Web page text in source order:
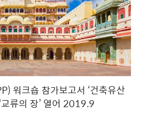
워크숍 참가보고서 ‘건축유산
교류의 장’ 열어 2019.9